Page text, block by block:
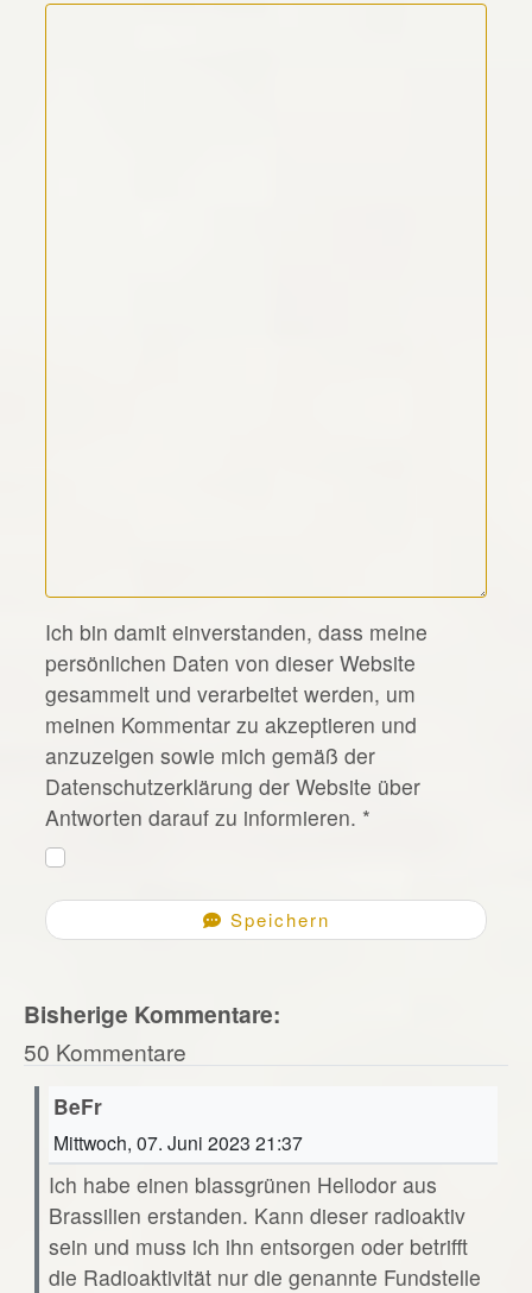
Kommentar Text
*
Ich bin damit einverstanden, dass meine
persönlichen Daten von dieser Website
gesammelt und verarbeitet werden, um
meinen Kommentar zu akzeptieren und
anzuzeigen sowie mich gemäß der
Datenschutzerklärung der Website über
Antworten darauf zu informieren. *
Speichern
Bisherige Kommentare:
50 Kommentare
BeFr
Mittwoch, 07. Juni 2023 21:37
Ich habe einen blassgrünen Heliodor aus
Brassilien erstanden. Kann dieser radioaktiv
sein und muss ich ihn entsorgen oder betrifft
die Radioaktivität nur die genannte Fundstelle